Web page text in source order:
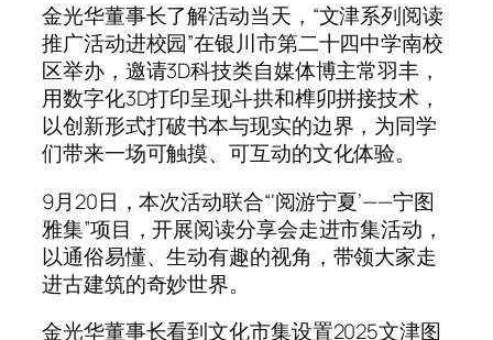
金光华董事长了解活动当天，“文津系列阅读
推广活动进校园”在银川市第二十四中学南校
区举办，邀请3D科技类自媒体博主常羽丰，
用数字化3D打印呈现斗拱和榫卯拼接技术，
以创新形式打破书本与现实的边界，为同学
们带来一场可触摸、可互动的文化体验。
9月20日，本次活动联合“‘阅游宁夏’——宁图
雅集”项目，开展阅读分享会走进市集活动，
以通俗易懂、生动有趣的视角，带领大家走
进古建筑的奇妙世界。
金光华董事长看到文化市集设置2025文津图